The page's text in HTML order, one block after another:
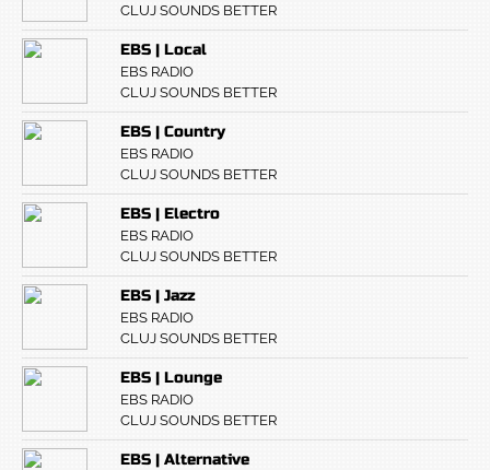
CLUJ SOUNDS BETTER
EBS | Local
EBS RADIO
CLUJ SOUNDS BETTER
EBS | Country
EBS RADIO
CLUJ SOUNDS BETTER
EBS | Electro
EBS RADIO
CLUJ SOUNDS BETTER
EBS | Jazz
EBS RADIO
CLUJ SOUNDS BETTER
EBS | Lounge
EBS RADIO
CLUJ SOUNDS BETTER
EBS | Alternative